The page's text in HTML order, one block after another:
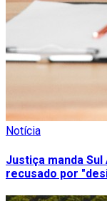
Notícia
Justiça manda
recusado por